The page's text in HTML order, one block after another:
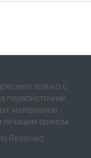
только с
первоисточник.
материалов -
лечащим врачом.
Reserved.